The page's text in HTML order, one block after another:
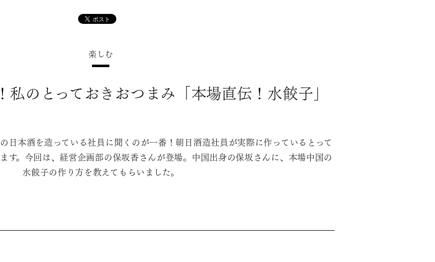
楽しむ
私のとっておきおつまみ「本場直伝！水餃子」
日本酒を造っている社員に聞くのが一番！朝日酒造社員が実際に作っているとって
す。今回は、経営企画部の保坂香さんが登場。中国出身の保坂さんに、本場中国の
水餃子の作り方を教えてもらいました。